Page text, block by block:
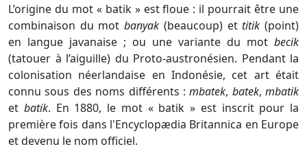
L’origine du mot « batik » est floue : il pourrait être une
combinaison du motbanyak (beaucoup) ettitik (point)
en langue javanaise ; ou une variante du mot becik
(tatouer à l’aiguille) du Proto-austronésien. Pendant la
colonisation néerlandaise en Indonésie, cet art était
connu sous des noms différents :mbatek, batek, mbatik
et batik. En 1880, le mot « batik » est inscrit pour la
première fois dans l'Encyclopædia Britannica en Europe
et devenu le nom officiel.